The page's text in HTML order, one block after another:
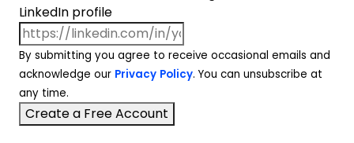
LinkedIn profile
By submitting you agree to receive occasional emails and
acknowledge our Privacy Policy. You can unsubscribe at
any time.